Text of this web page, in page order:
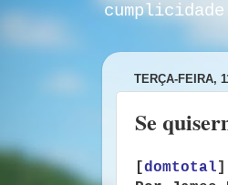
TERÇA-FEIRA,
Se
[domtotal]